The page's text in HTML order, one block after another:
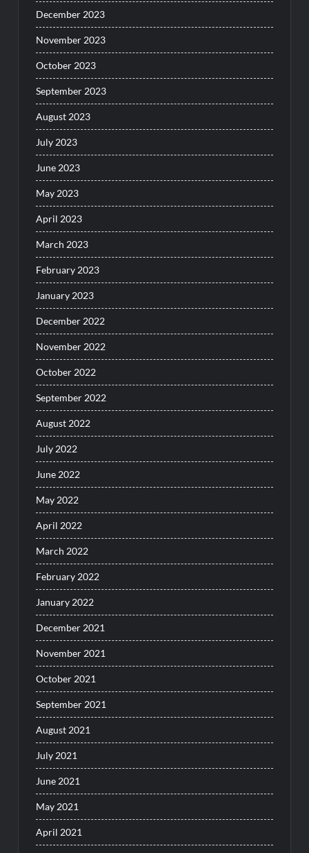
December 2023
November 2023
October 2023
September 2023
August 2023
July 2023
June 2023
May 2023
April 2023
March 2023
February 2023
January 2023
December 2022
November 2022
October 2022
September 2022
August 2022
July 2022
June 2022
May 2022
April 2022
March 2022
February 2022
January 2022
December 2021
November 2021
October 2021
September 2021
August 2021
July 2021
June 2021
May 2021
April 2021